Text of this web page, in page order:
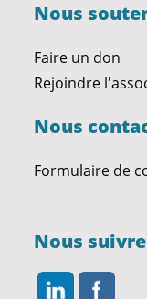
Nous
Faire un don
Rejoindre
Nous
Formulaire de
Nous suivre